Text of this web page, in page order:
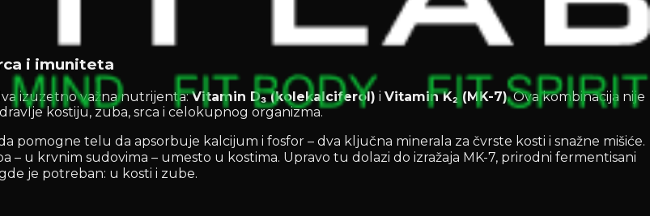
i imuniteta
izuzetno važna nutrijenta:Vitamin D₃ (kolekalciferol) i Vitamin K₂ (MK-7). Ova kombinacija nije
kostiju, zuba, srca i celokupnog organizma.
pomogne telu da apsorbuje kalcijum i fosfor – dva ključna minerala za čvrste kosti i snažne mišiće.
– u krvnim sudovima – umesto u kostima. Upravo tu dolazi do izražaja MK-7, prirodni fermentisani
je potreban: u kosti i zube.